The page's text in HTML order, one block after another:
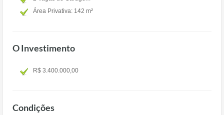
Área Privativa: 142 m²
O Investimento
R$ 3.400.000,00
Condições